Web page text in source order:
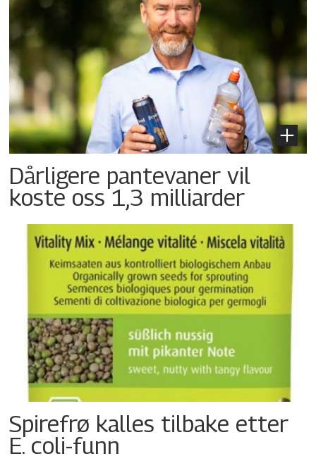
Dårligere pantevaner vil
koste oss 1,3 milliarder
Spirefrø kalles tilbake etter
E. coli-funn